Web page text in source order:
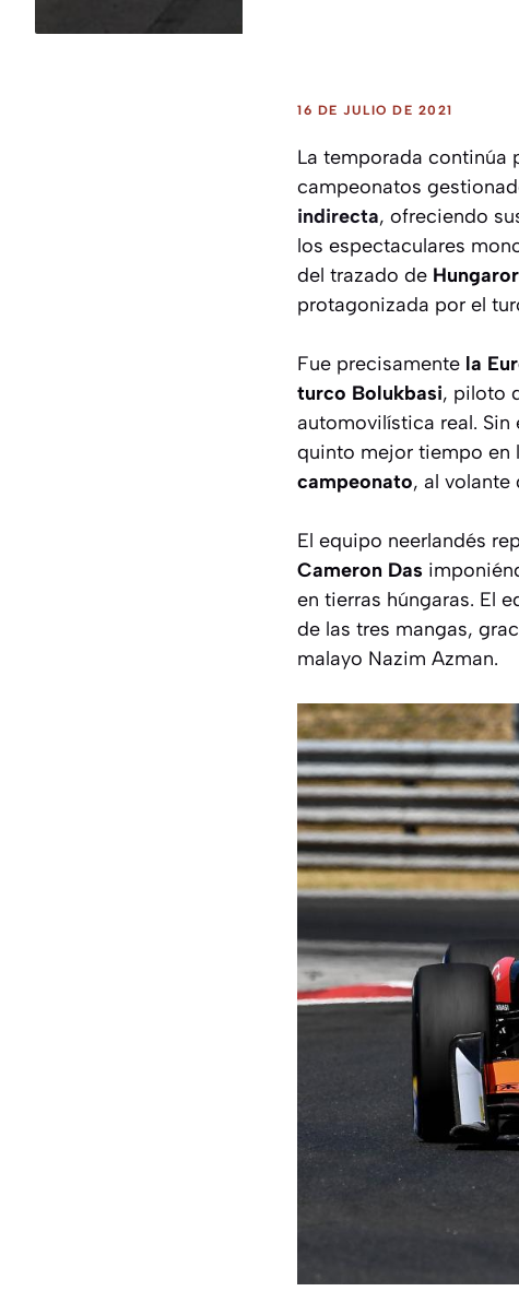
16 DE JULIO DE 2021
La temporada continúa
campeonatos
indirecta, ofreciendo
los espectaculares
del trazado de
protagonizada por el
Fue precisamente la
turco Bolukbasi, piloto
automovilística real.
quinto mejor tiempo en
campeonato, al volante
El equipo neerlandés
Cameron Das
en tierras húngaras. El
de las tres mangas,
malayo Nazim Azman.